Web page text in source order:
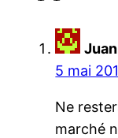
5 mai
Ne
marché